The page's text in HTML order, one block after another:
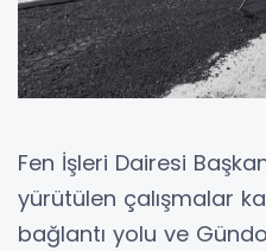
Fen İşleri Dairesi
yürütülen çalışmalar
bağlantı yolu ve